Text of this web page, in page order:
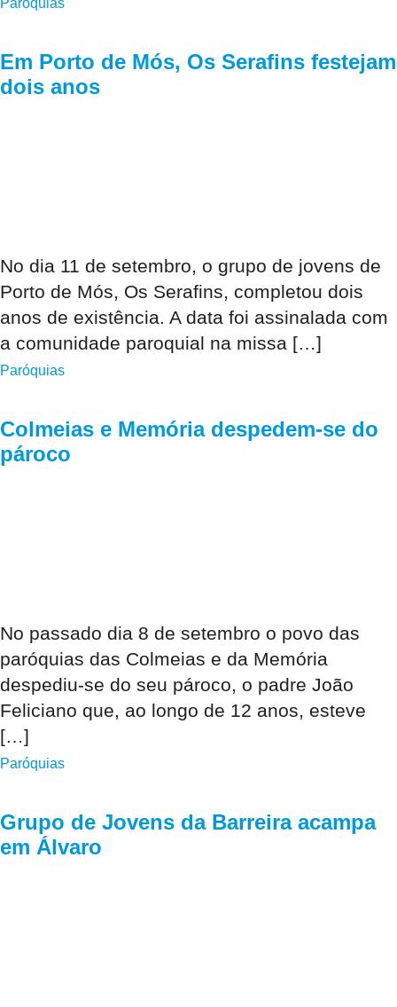
Em Porto de Mós, Os Serafins festejam
dois anos
No dia 11 de setembro, o grupo de jovens de
Porto de Mós, Os Serafins, completou dois
anos de existência. A data foi assinalada com
a comunidade paroquial na missa […]
Paróquias
Colmeias e Memória despedem-se do
pároco
No passado dia 8 de setembro o povo das
paróquias das Colmeias e da Memória
despediu-se do seu pároco, o padre João
Feliciano que, ao longo de 12 anos, esteve
[…]
Paróquias
Grupo de Jovens da Barreira acampa
em Álvaro